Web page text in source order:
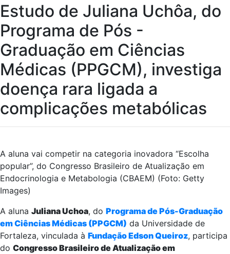
Estudo de Juliana Uchôa, do
Programa de Pós -
Graduação em Ciências
Médicas (PPGCM), investiga
doença rara ligada a
complicações metabólicas
A aluna vai competir na categoria inovadora “Escolha
popular”, do Congresso Brasileiro de Atualização em
Endocrinologia e Metabologia (CBAEM) (Foto: Getty
Images)
A aluna Juliana Uchoa, do Programa de Pós-Graduação
em Ciências Médicas (PPGCM) da Universidade de
Fortaleza, vinculada à Fundação Edson Queiroz, participa
do Congresso Brasileiro de Atualização em